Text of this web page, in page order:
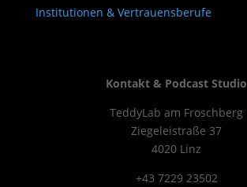
Institutionen & Vertrauensberufe
Kontakt & Podcast Studio
TeddyLab am Froschberg
Ziegeleistraße 37
4020 Linz
+43 7229 23502